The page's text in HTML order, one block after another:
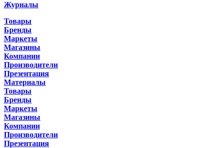
Журналы
Товары
Бренды
Маркеты
Магазины
Компании
Производители
Презентация
Материалы
Товары
Бренды
Маркеты
Магазины
Компании
Производители
Презентация